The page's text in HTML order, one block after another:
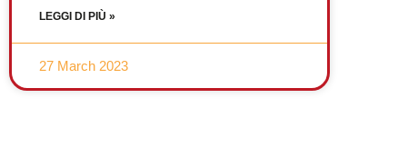
LEGGI DI PIÙ »
27 March 2023